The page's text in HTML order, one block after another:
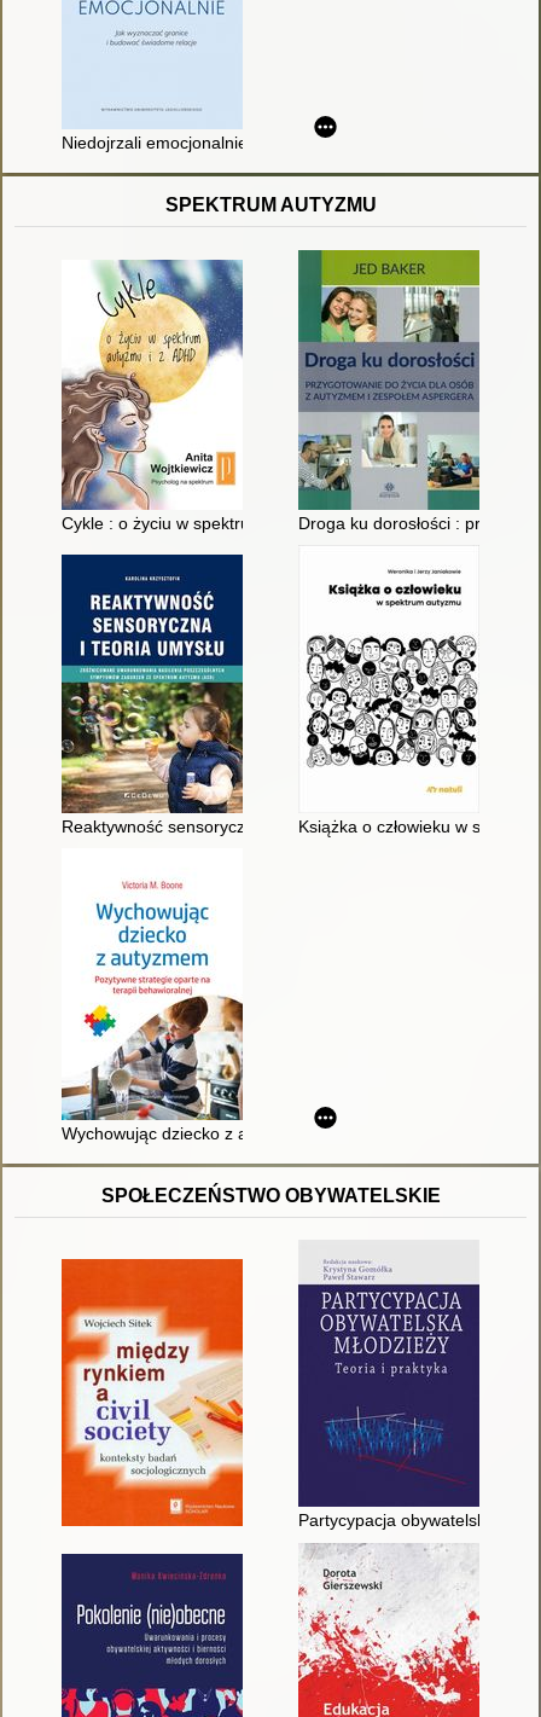
Niedojrzali emocjonalnie : jak wyznaczać granice i budować
SPEKTRUM AUTYZMU
Cykle : o życiu w spektrum autyzmu i z ADHD
Droga ku dorosłości :
Reaktywność sensoryczna i teoria umysłu : zróżnicowane
Książka o człowieku w
Wychowując dziecko z autyzmem : pozytywne strategie
SPOŁECZEŃSTWO OBYWATELSKIE
Partycypacja obywatelska